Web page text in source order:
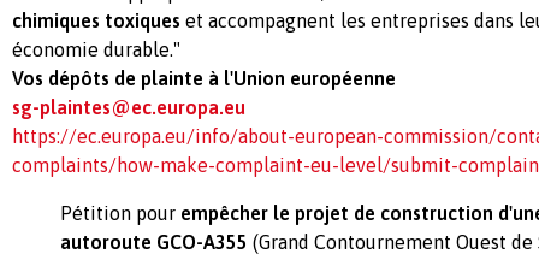
chimiques toxiques et accompagnent les entreprises dans
économie durable."
Vos dépôts de plainte à l'Union européenne
sg-plaintes@ec.europa.eu
https://ec.europa.eu/info/about-european-commission/
complaints/how-make-complaint-eu-level/submit-
Pétition pour empêcher le projet de construction
autoroute GCO-A355 (Grand Contournement Ouest de